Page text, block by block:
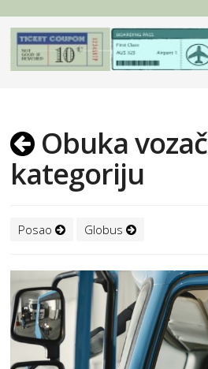
Obuka
kategoriju
Posao Globus